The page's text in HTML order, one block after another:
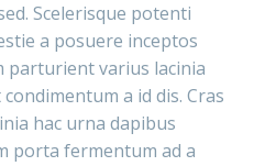
Scelerisque potenti
a posuere inceptos
parturient varius lacinia
a id dis. Cras
hac urna dapibus
porta fermentum ad a